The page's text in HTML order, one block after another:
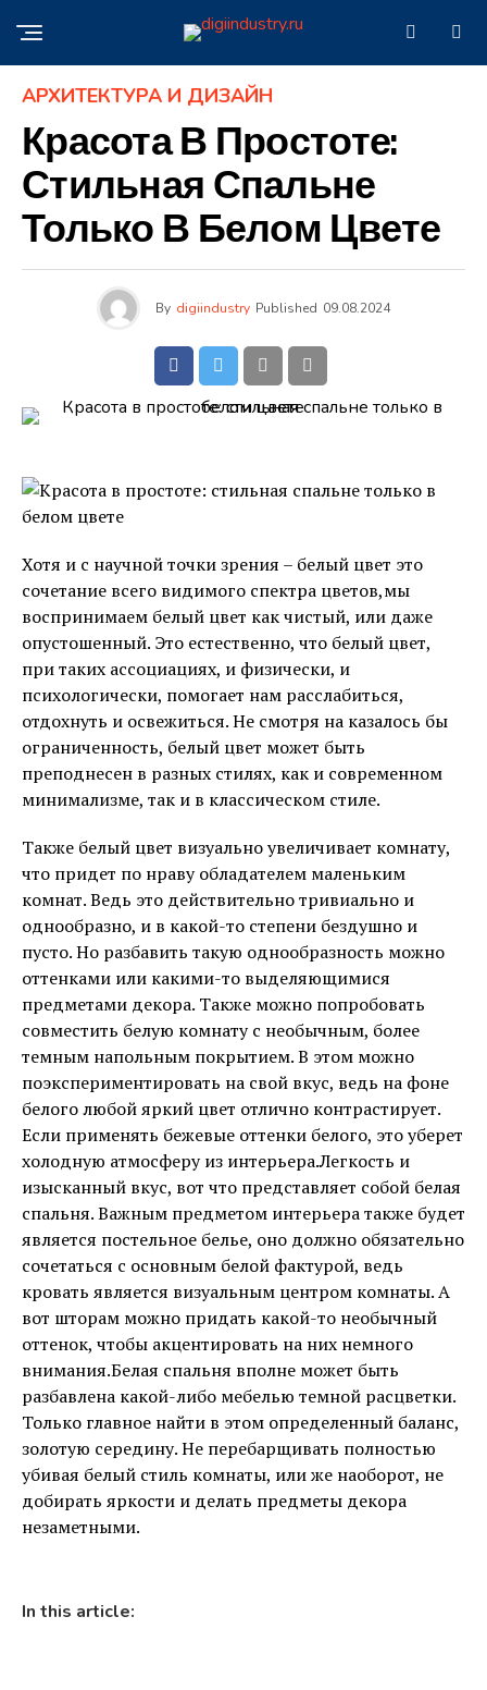
АРХИТЕКТУРА И ДИЗАЙН
Красота В Простоте:
Стильная Спальне
Только В Белом Цвете
By digiindustry Published 09.08.2024
Хотя и с научной точки зрения – белый цвет это
сочетание всего видимого спектра цветов,мы
воспринимаем белый цвет как чистый, или даже
опустошенный. Это естественно, что белый цвет,
при таких ассоциациях, и физически, и
психологически, помогает нам расслабиться,
отдохнуть и освежиться. Не смотря на казалось бы
ограниченность, белый цвет может быть
преподнесен в разных стилях, как и современном
минимализме, так и в классическом стиле.
Также белый цвет визуально увеличивает комнату,
что придет по нраву обладателем маленьким
комнат. Ведь это действительно тривиально и
однообразно, и в какой-то степени бездушно и
пусто. Но разбавить такую однообразность можно
оттенками или какими-то выделяющимися
предметами декора. Также можно попробовать
совместить белую комнату с необычным, более
темным напольным покрытием. В этом можно
поэкспериментировать на свой вкус, ведь на фоне
белого любой яркий цвет отлично контрастирует.
Если применять бежевые оттенки белого, это уберет
холодную атмосферу из интерьера.Легкость и
изысканный вкус, вот что представляет собой белая
спальня. Важным предметом интерьера также будет
является постельное белье, оно должно обязательно
сочетаться с основным белой фактурой, ведь
кровать является визуальным центром комнаты. А
вот шторам можно придать какой-то необычный
оттенок, чтобы акцентировать на них немного
внимания.Белая спальня вполне может быть
разбавлена какой-либо мебелью темной расцветки.
Только главное найти в этом определенный баланс,
золотую середину. Не перебарщивать полностью
убивая белый стиль комнаты, или же наоборот, не
добирать яркости и делать предметы декора
незаметными.
In this article: